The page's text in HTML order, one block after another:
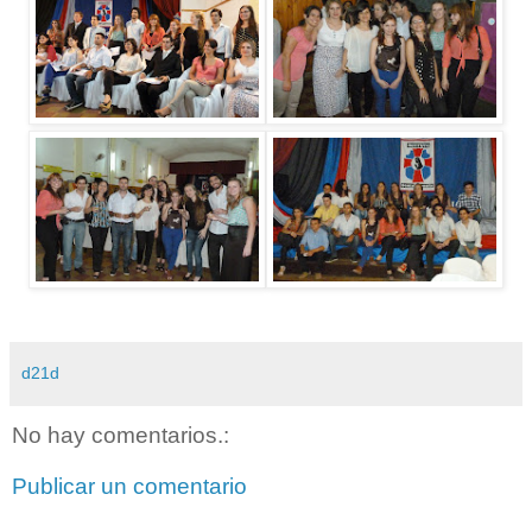
d21d
No hay comentarios.:
Publicar un comentario